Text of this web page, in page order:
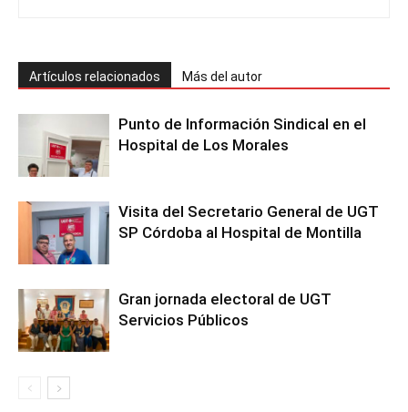
Artículos relacionados Más del autor
Punto de Información Sindical en el
Hospital de Los Morales
Visita del Secretario General de UGT
SP Córdoba al Hospital de Montilla
Gran jornada electoral de UGT
Servicios Públicos